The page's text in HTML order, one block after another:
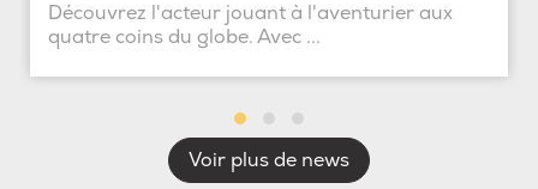
Découvrez l'acteur jouant à l'aventurier aux
quatre coins du globe. Avec ...
Voir plus de news